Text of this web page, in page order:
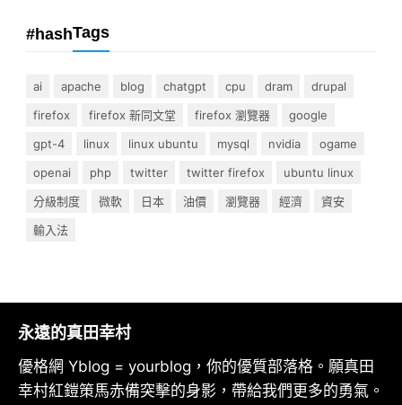
#hashTags
ai apache blog chatgpt cpu dram
drupal
firefox
firefox 新同文堂 firefox 瀏覽器
google
gpt-4
linux linux ubuntu mysql nvidia
ogame
openai
php twitter twitter firefox
ubuntu linux
分級制度
微軟 日本 油價 瀏覽器 經濟
資安
輸入法
永遠的真田幸村
優格網 Yblog = yourblog，你的優質部落格。願真田
幸村紅鎧策馬赤備突擊的身影，帶給我們更多的勇氣。